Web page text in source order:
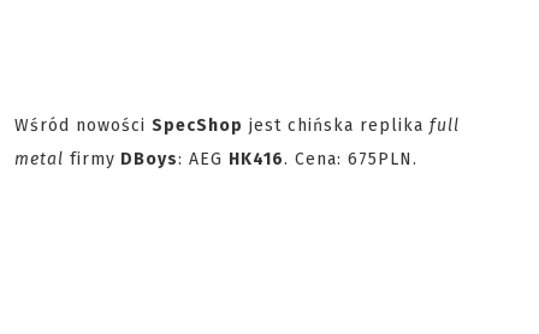
Wśród nowości SpecShop jest chińska replika full
metal firmy DBoys: AEG HK416. Cena: 675PLN.